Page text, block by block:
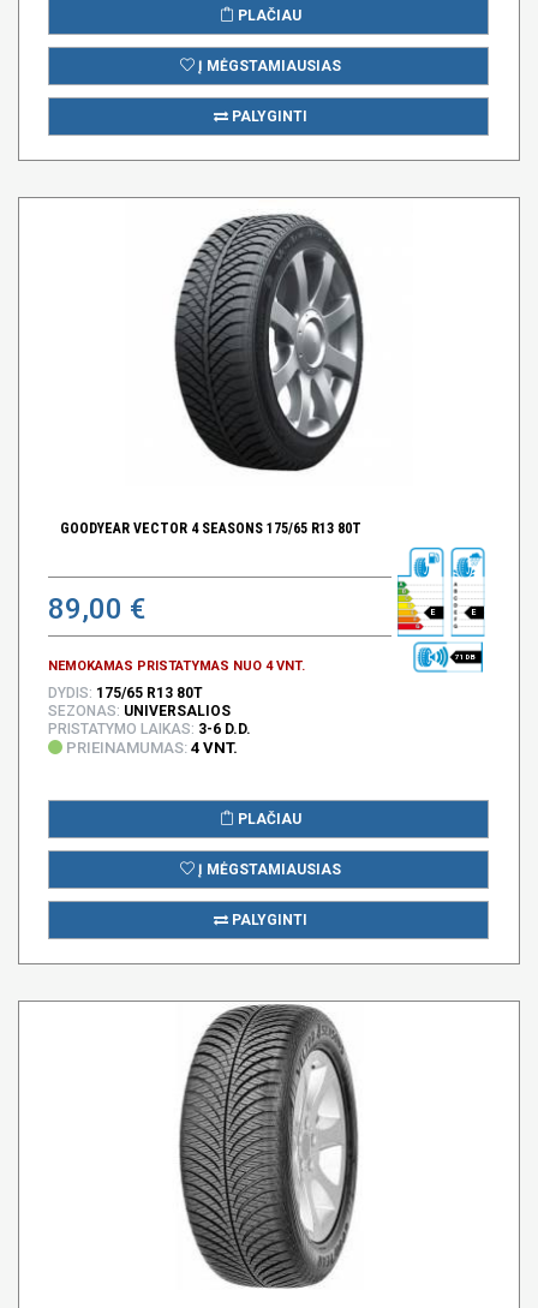
PLAČIAU
Į MĖGSTAMIAUSIAS
PALYGINTI
GOODYEAR VECTOR 4 SEASONS 175/65 R13 80T
89,00 €
NEMOKAMAS PRISTATYMAS NUO 4 VNT.
E E
71 DB
DYDIS: 175/65 R13 80T
SEZONAS: UNIVERSALIOS
PRISTATYMO LAIKAS: 3-6 D.D.
PRIEINAMUMAS: 4 VNT.
PLAČIAU
Į MĖGSTAMIAUSIAS
PALYGINTI